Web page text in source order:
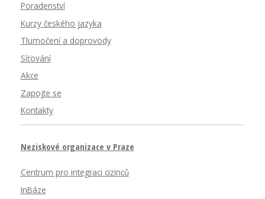
Poradenství
Kurzy českého jazyka
Tlumočení a doprovody
Síťování
Akce
Zapojte se
Kontakty
Neziskové organizace v Praze
Centrum pro integraci cizinců
InBáze